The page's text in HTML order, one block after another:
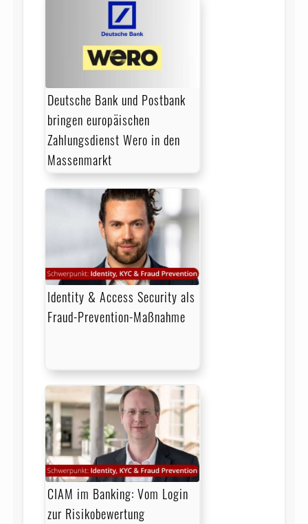
Deutsche Bank und Postbank
bringen europäischen
Zahlungsdienst Wero in den
Massenmarkt
Identity & Access Security als
Fraud-Prevention-Maßnahme
CIAM im Banking: Vom Login
zur Risikobewertung